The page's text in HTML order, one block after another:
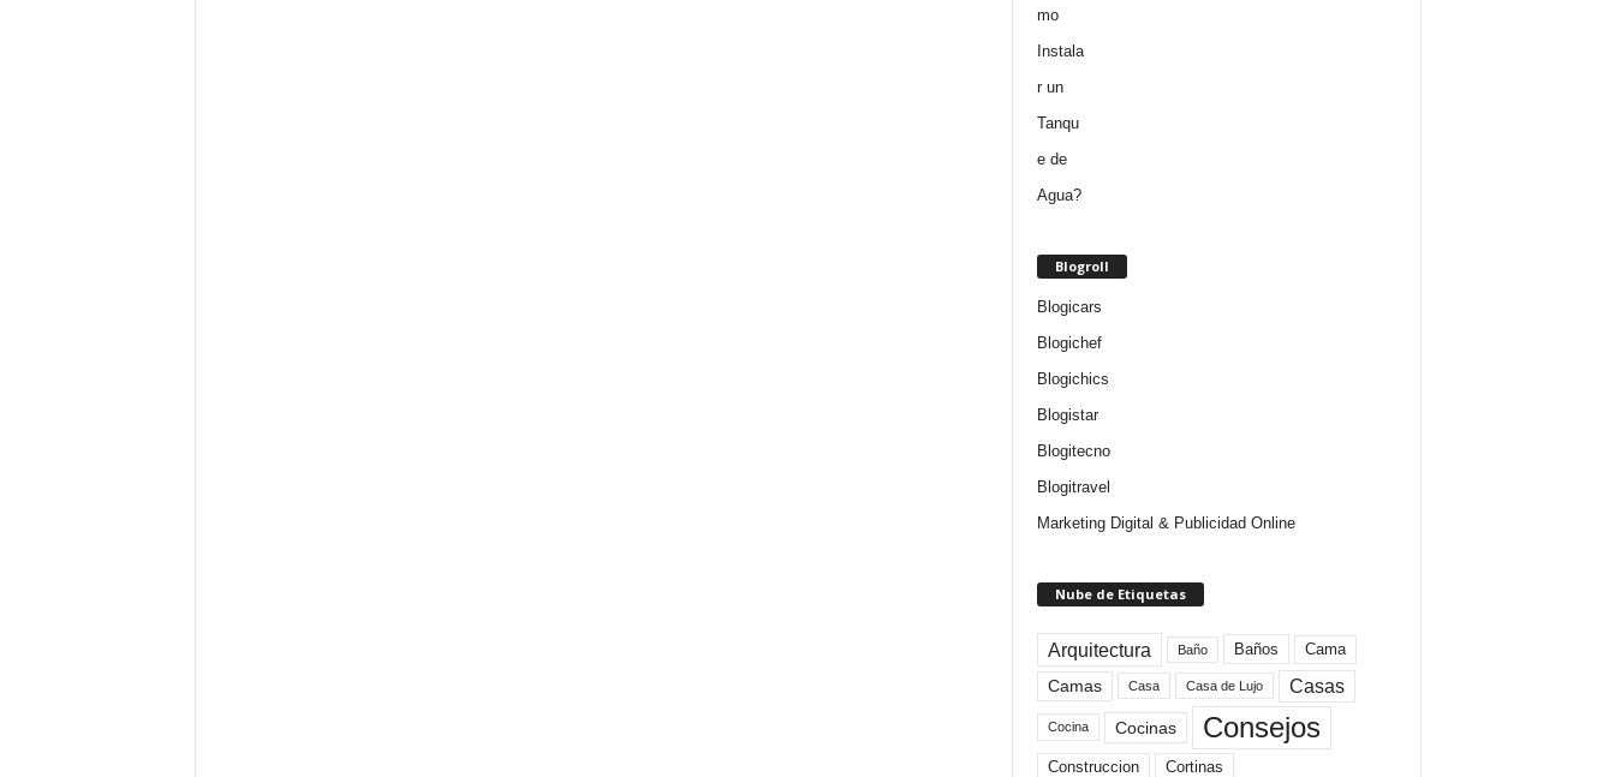
Blogroll
Blogicars
Blogichef
Blogichics
Blogistar
Blogitecno
Blogitravel
Marketing Digital & Publicidad Online
Nube de Etiquetas
Arquitectura Baño Baños Cama
Camas Casa Casa de Lujo Casas
Cocina Cocinas Consejos
Construccion Cortinas